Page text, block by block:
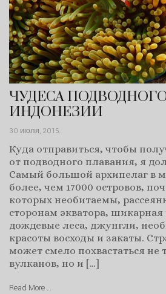
ЧУДЕСА
ИНДОНЕЗИИ
30 июля, 2015.
Куда отправиться, чтобы
от подводного плавания, я
Самый большой архипелаг в
более, чем 17000 островов,
которых необитаемы,
сторонам экватора, шикарная
дождевые леса, джунгли,
красоты восходы и закаты.
может смело похвастаться не
вулканов, но и […]
Read More …